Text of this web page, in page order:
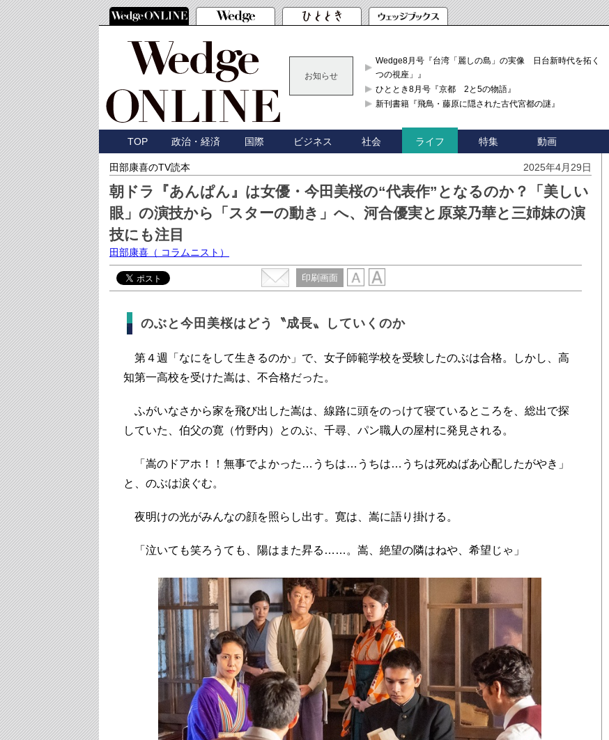
お知らせ
Wedge8月号『台湾「麗しの島」の実像 日台新時代を拓く「3
つの視座」』
ひととき8月号『京都 2と5の物語』
新刊書籍『飛鳥・藤原に隠された古代宮都の謎』
TOP 政治・経済 国際 ビジネス 社会 ライフ 特集 動画
田部康喜のTV読本 2025年4月29日
朝ドラ『あんぱん』は女優・今田美桜の“代表作”となるのか？「美しい
眼」の演技から「スターの動き」へ、河合優実と原菜乃華と三姉妹の演
技にも注目
田部康喜 （ コラムニスト）
印刷画面
のぶと今田美桜はどう〝成長〟していくのか
第４週「なにをして生きるのか」で、女子師範学校を受験したのぶは合格。しかし、高
知第一高校を受けた嵩は、不合格だった。
ふがいなさから家を飛び出した嵩は、線路に頭をのっけて寝ているところを、総出で探
していた、伯父の寛（竹野内）とのぶ、千尋、パン職人の屋村に発見される。
「嵩のドアホ！！無事でよかった…うちは…うちは…うちは死ぬばあ心配したがやき」
と、のぶは涙ぐむ。
夜明けの光がみんなの顔を照らし出す。寛は、嵩に語り掛ける。
「泣いても笑ろうても、陽はまた昇る……。嵩、絶望の隣はねや、希望じゃ」